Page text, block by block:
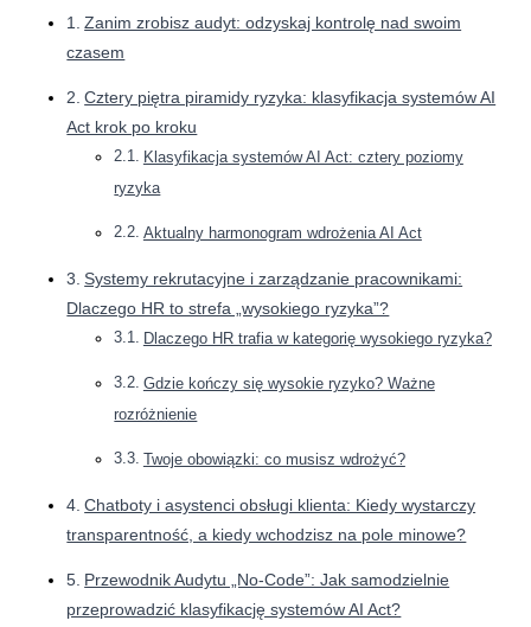
Zanim zrobisz audyt: odzyskaj kontrolę nad swoim
czasem
Cztery piętra piramidy ryzyka: klasyfikacja systemów AI
Act krok po kroku
Klasyfikacja systemów AI Act: cztery poziomy
ryzyka
Aktualny harmonogram wdrożenia AI Act
Systemy rekrutacyjne i zarządzanie pracownikami:
Dlaczego HR to strefa „wysokiego ryzyka”?
Dlaczego HR trafia w kategorię wysokiego ryzyka?
Gdzie kończy się wysokie ryzyko? Ważne
rozróżnienie
Twoje obowiązki: co musisz wdrożyć?
Chatboty i asystenci obsługi klienta: Kiedy wystarczy
transparentność, a kiedy wchodzisz na pole minowe?
Przewodnik Audytu „No-Code”: Jak samodzielnie
przeprowadzić klasyfikację systemów AI Act?